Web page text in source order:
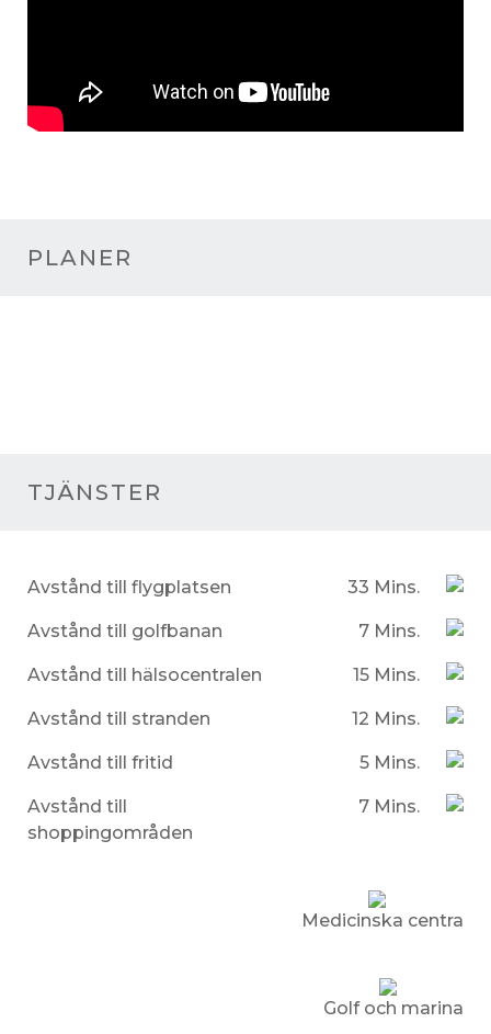
PLANER
TJÄNSTER
Avstånd till flygplatsen 33 Mins.
Avstånd till golfbanan 7 Mins.
Avstånd till hälsocentralen 15 Mins.
Avstånd till stranden 12 Mins.
Avstånd till fritid 5 Mins.
Avstånd till
shoppingområden
7 Mins.
Medicinska centra
Golf och marina